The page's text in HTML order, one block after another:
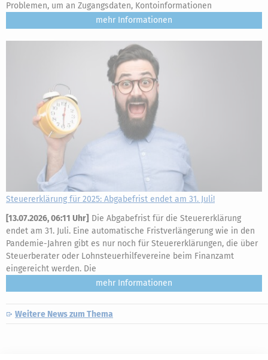
Problemen, um an Zugangsdaten, Kontoinformationen
mehr
Steuererklärung für 2025: Abgabefrist endet am 31. Juli!
[13.07.2026, 06:11 Uhr] Die Abgabefrist für die Steuererklärung
endet am 31. Juli. Eine automatische Fristverlängerung wie in den
Pandemie-Jahren gibt es nur noch für Steuererklärungen, die über
Steuerberater oder Lohnsteuerhilfevereine beim Finanzamt
eingereicht werden. Die
mehr
Weitere News zum Thema